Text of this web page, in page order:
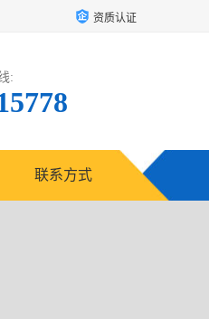
资质认证
:
联系方式